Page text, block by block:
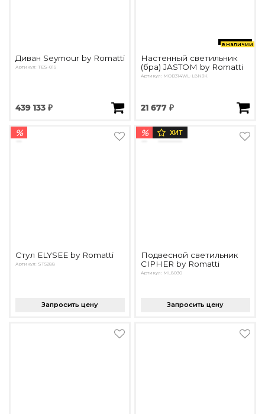
Диван Seymour by Romatti
Артикул: TES-019
439 133 ₽
в наличии
Настенный светильник
(бра) JASTOM by Romatti
Артикул: MOD314WL-L8N3K
21 677 ₽
%
Стул ELYSEE by Romatti
Артикул: ST5288
Запросить цену
% ХИТ
Подвесной светильник
CIPHER by Romatti
Артикул: ML8030
Запросить цену